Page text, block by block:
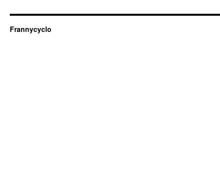
Frannycyclo